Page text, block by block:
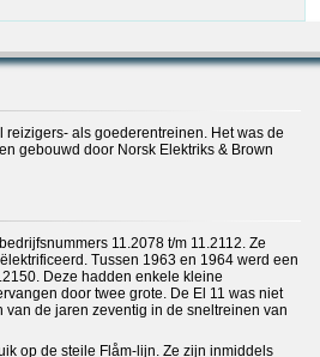
als goederentreinen. Het was de
gebouwd door Norsk Elektriks & Brown
11.2078 t/m 11.2112. Ze
Tussen 1963 en 1964 werd een
Deze hadden enkele kleine
door twee grote. De El 11 was niet
de jaren zeventig in de sneltreinen van
op de steile Flåm-lijn. Ze zijn inmiddels